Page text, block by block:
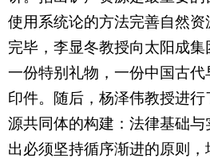
使用系统论的方法完善自然
完毕，李显冬教授向太阳成集
一份特别礼物，一份中国古
印件。随后，杨泽伟教授进
源共同体的构建：法律基础与
出必须坚持循序渐进的原则